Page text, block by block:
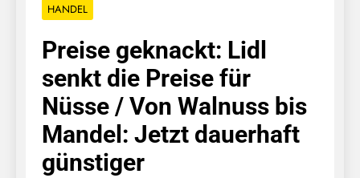
HANDEL
Preise geknackt: Lidl
senkt die Preise für
Nüsse / Von Walnuss bis
Mandel: Jetzt dauerhaft
günstiger